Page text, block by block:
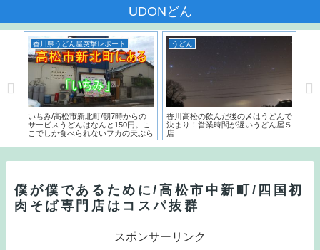
UDONどん
香川県うどん屋突撃レポート
いちみ/高松市新北町/朝7時からの
サービスうどんはなんと150円。こ
こでしか食べられないフカの天ぷら
とは？？
うどん
香川高松の飲んだ後の〆はうどんで
決まり！営業時間が遅いうどん屋５
店
僕が僕であるために/高松市中新町/四国初
肉そば専門店はコスパ抜群
スポンサーリンク